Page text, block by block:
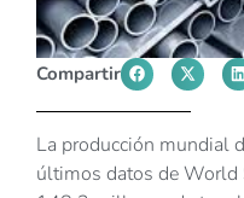
Compartir
La producción mundial
últimos datos de World